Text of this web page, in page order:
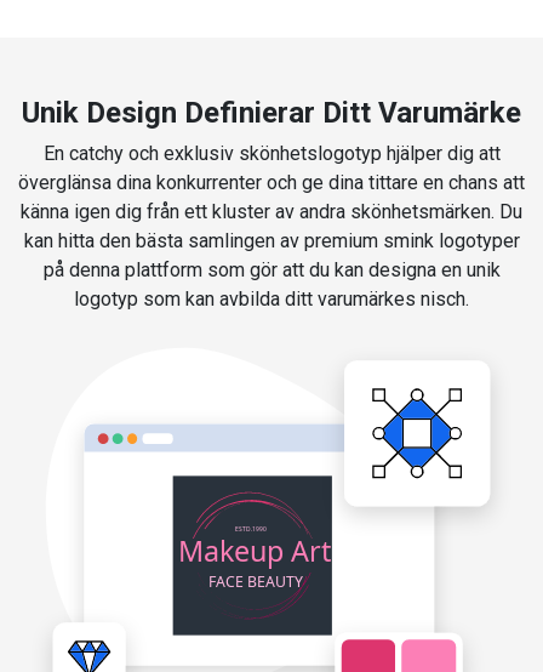
Unik Design Definierar Ditt Varumärke
En catchy och exklusiv skönhetslogotyp hjälper dig att
överglänsa dina konkurrenter och ge dina tittare en chans att
känna igen dig från ett kluster av andra skönhetsmärken. Du
kan hitta den bästa samlingen av premium smink logotyper
på denna plattform som gör att du kan designa en unik
logotyp som kan avbilda ditt varumärkes nisch.